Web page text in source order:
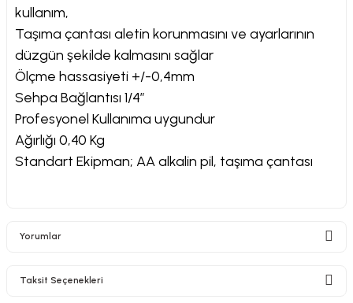
kullanım,
Taşıma çantası aletin korunmasını ve ayarlarının
düzgün şekilde kalmasını sağlar
Ölçme hassasiyeti +/-0,4mm
Sehpa Bağlantısı 1/4”
Profesyonel Kullanıma uygundur
Ağırlığı 0,40 Kg
Standart Ekipman; AA alkalin pil, taşıma çantası
Yorumlar
Taksit Seçenekleri